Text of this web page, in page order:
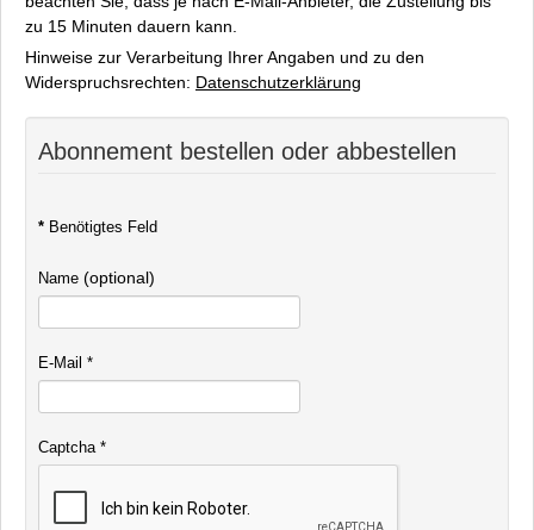
Spenden
zu 15 Minuten dauern kann.
Hinweise zur Verarbeitung Ihrer Angaben und zu den
Widerspruchsrechten: Datenschutzerklärung
Abonnement bestellen oder abbestellen
* Benötigtes Feld
Name (optional)
E-Mail *
Captcha *